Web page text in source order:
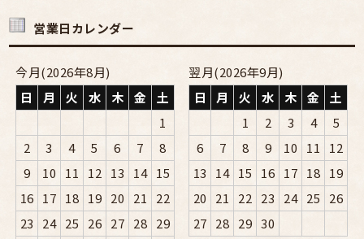
営業日カレンダー
今月(2026年8月)
日
月 火 水 木 金
土
1
2
3 4 5 6 7
8
9
10 11 12 13 14 15
16 17 18 19 20 21
22
23
24 25 26 27 28 29
翌月(2026年9月)
日
月 火 水 木 金
土
1
2 3 4
5
6
7 8 9 10 11
12
13
14 15 16 17 18 19
20
21 22 23 24 25
26
27 28 29 30